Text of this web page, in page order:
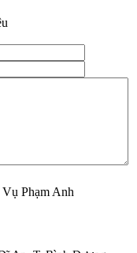
Phạm Anh